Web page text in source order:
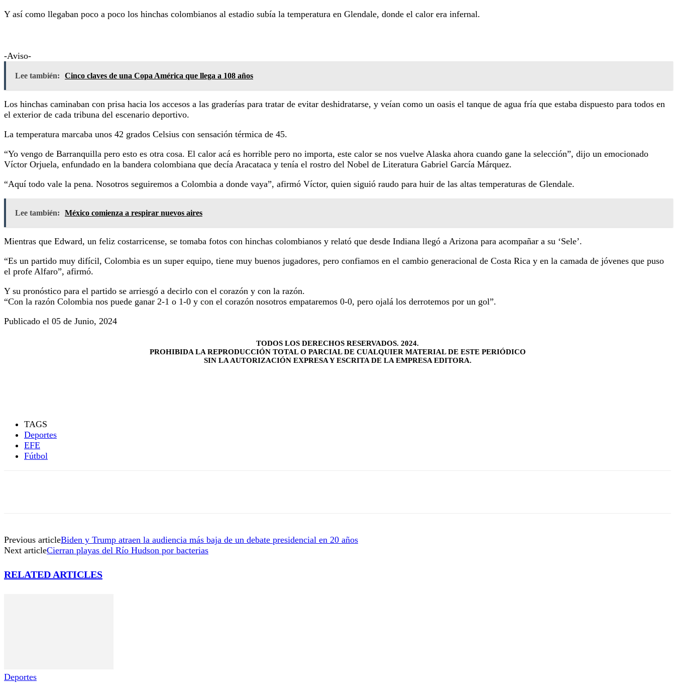
Y así como llegaban poco a poco los hinchas colombianos al estadio subía la temperatura en Glendale, donde el calor era infernal.
-Aviso-
Lee también: Cinco claves de una Copa América que llega a 108 años
Los hinchas caminaban con prisa hacia los accesos a las graderías para tratar de evitar deshidratarse, y veían como un oasis el tanque de agua fría que estaba dispuesto para todos en
el exterior de cada tribuna del escenario deportivo.
La temperatura marcaba unos 42 grados Celsius con sensación térmica de 45.
“Yo vengo de Barranquilla pero esto es otra cosa. El calor acá es horrible pero no importa, este calor se nos vuelve Alaska ahora cuando gane la selección”, dijo un emocionado
Víctor Orjuela, enfundado en la bandera colombiana que decía Aracataca y tenía el rostro del Nobel de Literatura Gabriel García Márquez.
“Aquí todo vale la pena. Nosotros seguiremos a Colombia a donde vaya”, afirmó Víctor, quien siguió raudo para huir de las altas temperaturas de Glendale.
Lee también: México comienza a respirar nuevos aires
Mientras que Edward, un feliz costarricense, se tomaba fotos con hinchas colombianos y relató que desde Indiana llegó a Arizona para acompañar a su ‘Sele’.
“Es un partido muy difícil, Colombia es un super equipo, tiene muy buenos jugadores, pero confiamos en el cambio generacional de Costa Rica y en la camada de jóvenes que puso
el profe Alfaro”, afirmó.
Y su pronóstico para el partido se arriesgó a decirlo con el corazón y con la razón.
“Con la razón Colombia nos puede ganar 2-1 o 1-0 y con el corazón nosotros empataremos 0-0, pero ojalá los derrotemos por un gol”.
Publicado el 05 de Junio, 2024
TODOS LOS DERECHOS RESERVADOS. 2024.
PROHIBIDA LA REPRODUCCIÓN TOTAL O PARCIAL DE CUALQUIER MATERIAL DE ESTE PERIÓDICO
SIN LA AUTORIZACIÓN EXPRESA Y ESCRITA DE LA EMPRESA EDITORA.
TAGS
Deportes
EFE
Fútbol
Previous articleBiden y Trump atraen la audiencia más baja de un debate presidencial en 20 años
Next articleCierran playas del Río Hudson por bacterias
RELATED ARTICLES
Deportes